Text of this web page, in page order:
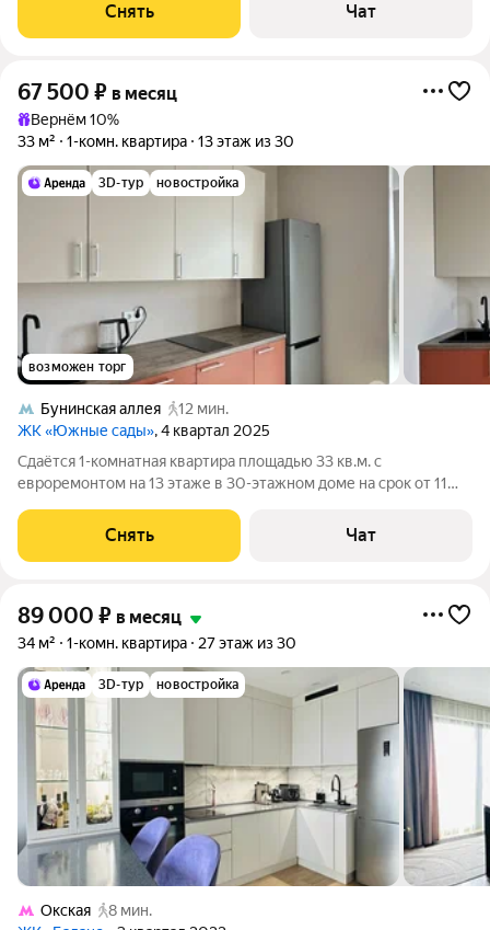
Холодильник Посудомоечная машина
Снять Чат
67 500 ₽ в месяц
Вернём 10%
33 м²
1-комн. квартира 13 этаж из 30
3D-тур новостройка
возможен торг
Бунинская аллея
12 мин.
ЖК «Южные сады», 4 квартал 2025
Сдаётся 1-комнатная квартира площадью 33 кв.м. с
евроремонтом на 13 этаже в 30-этажном доме на срок от 11
Холодильник Дом - панельный, окна выходят во двор.
Коммунальные услуги по счетчикам
Снять Чат
89 000 ₽ в месяц
34 м² 1-комн. квартира 27 этаж из 30
3D-тур новостройка
Окская
8 мин.